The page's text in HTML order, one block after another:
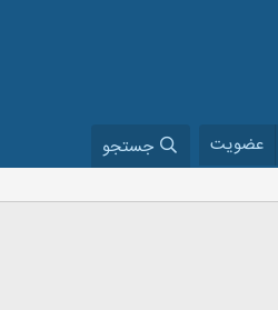
عضویت جستجو